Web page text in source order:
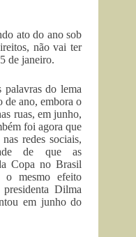
ato do ano sob
não vai ter
de janeiro.
palavras do lema
de ano, embora o
ruas, em junho,
foi agora que
redes sociais,
de que as
Copa no Brasil
mesmo efeito
Dilma
em junho do